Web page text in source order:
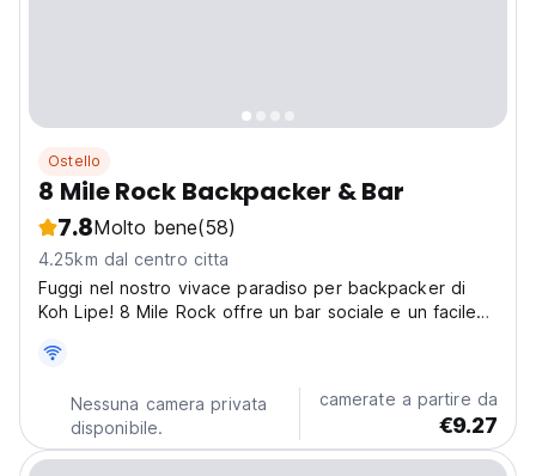
Ostello
8 Mile Rock Backpacker & Bar
7.8Molto bene(58)
4.25km dal centro citta
Fuggi nel nostro vivace paradiso per backpacker di
Koh Lipe! 8 Mile Rock offre un bar sociale e un facile
avventure sull'isola. (Auto-translated from original
Nessuna camera privata
disponibile.
camerate a partire da
€9.27